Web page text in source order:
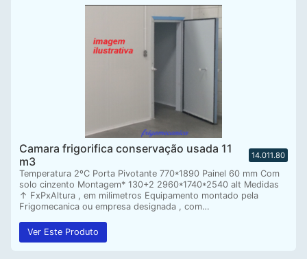
Camara frigorifica conservação usada 11
m3
14.011.80
Temperatura 2ºC Porta Pivotante 770*1890 Painel 60 mm Com
solo cinzento Montagem* 130+2 2960*1740*2540 alt Medidas
↑ FxPxAltura , em milimetros Equipamento montado pela
Frigomecanica ou empresa designada , com…
Ver Este Produto